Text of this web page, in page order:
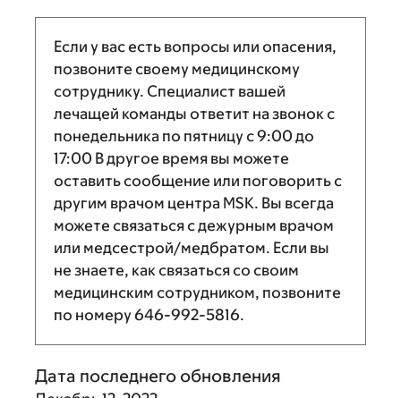
Если у вас есть вопросы или опасения,
позвоните своему медицинскому
сотруднику. Специалист вашей
лечащей команды ответит на звонок с
понедельника по пятницу с9:00 до
17:00 В другое время вы можете
оставить сообщение или поговорить с
другим врачом центра MSK. Вы всегда
можете связаться с дежурным врачом
или медсестрой/медбратом. Если вы
не знаете, как связаться со своим
медицинским сотрудником, позвоните
по номеру646-992-5816.
Дата последнего обновления